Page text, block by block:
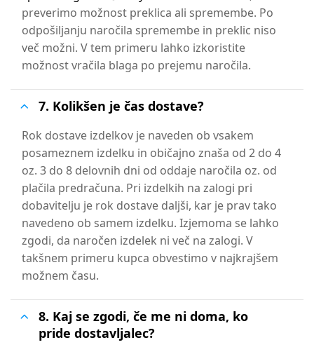
preverimo možnost preklica ali spremembe. Po
odpošiljanju naročila spremembe in preklic niso
več možni. V tem primeru lahko izkoristite
možnost vračila blaga po prejemu naročila.
7. Kolikšen je čas dostave?
Rok dostave izdelkov je naveden ob vsakem
posameznem izdelku in običajno znaša od 2 do 4
oz. 3 do 8 delovnih dni od oddaje naročila oz. od
plačila predračuna. Pri izdelkih na zalogi pri
dobavitelju je rok dostave daljši, kar je prav tako
navedeno ob samem izdelku. Izjemoma se lahko
zgodi, da naročen izdelek ni več na zalogi. V
takšnem primeru kupca obvestimo v najkrajšem
možnem času.
8. Kaj se zgodi, če me ni doma, ko
pride dostavljalec?